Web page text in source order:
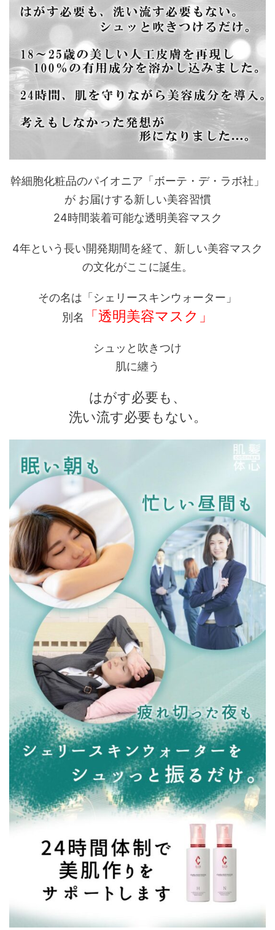
幹細胞化粧品のパイオニア「ボーテ・デ・ラボ社」
が お届けする新しい美容習慣
24時間装着可能な透明美容マスク
4年という長い開発期間を経て、新しい美容マスク
の文化がここに誕生。
その名は「シェリースキンウォーター」
別名
「透明美容マスク」
シュッと吹きつけ
肌に纏う
はがす必要も、
洗い流す必要もない。